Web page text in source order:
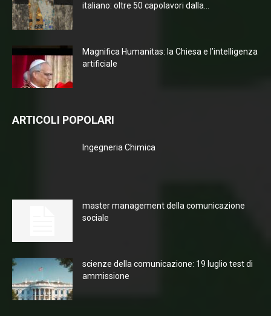
italiano: oltre 50 capolavori dalla...
Magnifica Humanitas: la Chiesa e l’intelligenza
artificiale
ARTICOLI POPOLARI
Ingegneria Chimica
master management della comunicazione
sociale
scienze della comunicazione: 19 luglio test di
ammissione